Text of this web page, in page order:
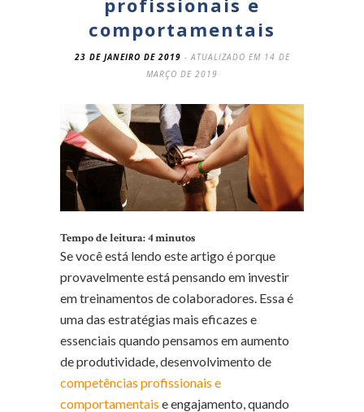
comportamentais
23 DE JANEIRO DE 2019 - ATUALIZADO EM 14 DE
MARÇO DE 2019
Tempo de leitura:4minutos
Se você está lendo este artigo é porque
provavelmente está pensando em investir
em treinamentos de colaboradores. Essa é
uma das estratégias mais eficazes e
essenciais quando pensamos em aumento
de produtividade, desenvolvimento de
competências profissionais e
comportamentais e engajamento, quando